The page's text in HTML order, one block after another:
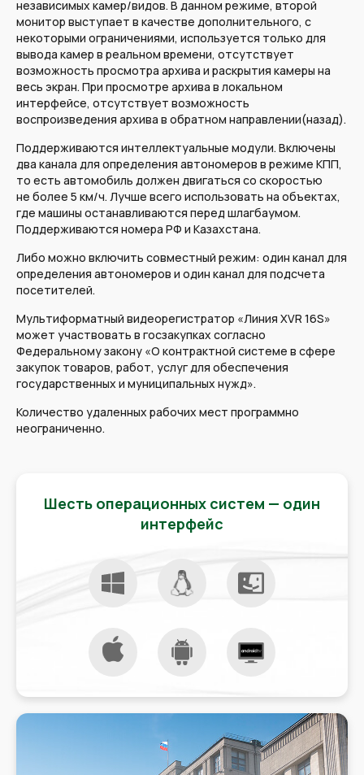
независимых камер/видов. В данном режиме, второй
монитор выступает в качестве дополнительного, с
некоторыми ограничениями, используется только для
вывода камер в реальном времени, отсутствует
возможность просмотра архива и раскрытия камеры на
весь экран. При просмотре архива в локальном
интерфейсе, отсутствует возможность
воспроизведения архива в обратном направлении(назад).
Поддерживаются интеллектуальные модули. Включены
два канала для определения автономеров в режиме КПП,
то есть автомобиль должен двигаться со скоростью
не более 5 км/ч. Лучше всего использовать на объектах,
где машины останавливаются перед шлагбаумом.
Поддерживаются номера РФ и Казахстана.
Либо можно включить совместный режим: один канал для
определения автономеров и один канал для подсчета
посетителей.
Мультиформатный видеорегистратор «Линия XVR 16S»
может участвовать в госзакупках согласно
Федеральному закону «О контрактной системе в сфере
закупок товаров, работ, услуг для обеспечения
государственных и муниципальных нужд».
Количество удаленных рабочих мест программно
неограниченно.
Шесть операционных систем — один
интерфейс